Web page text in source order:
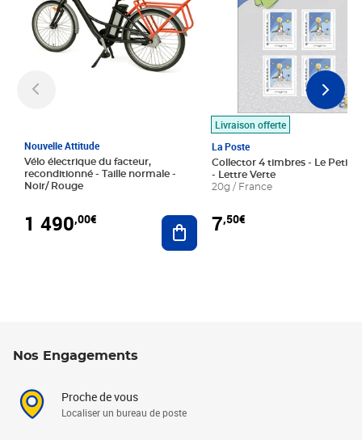
Nouvelle Attitude
Vélo électrique du facteur,
reconditionné - Taille normale -
Noir/ Rouge
1 490,00€ Ajouter au panier
Livraison offerte
La Poste
Collector 4 timbres - Le Petit
- Lettre Verte
20g / France
7,50€
Nos Engagements
Proche de vous
Localiser un bureau de poste